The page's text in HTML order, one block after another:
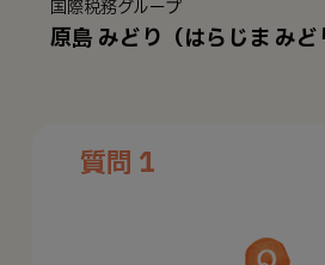
国際税務グループ
原島 みどり（はらじま みど
質問 1